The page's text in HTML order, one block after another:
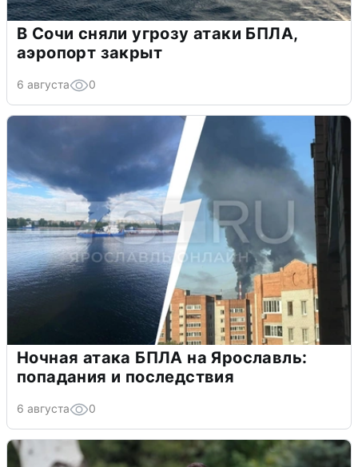
В Сочи сняли угрозу атаки БПЛА,
аэропорт закрыт
6 августа 0
Ночная атака БПЛА на Ярославль:
попадания и последствия
6 августа 0